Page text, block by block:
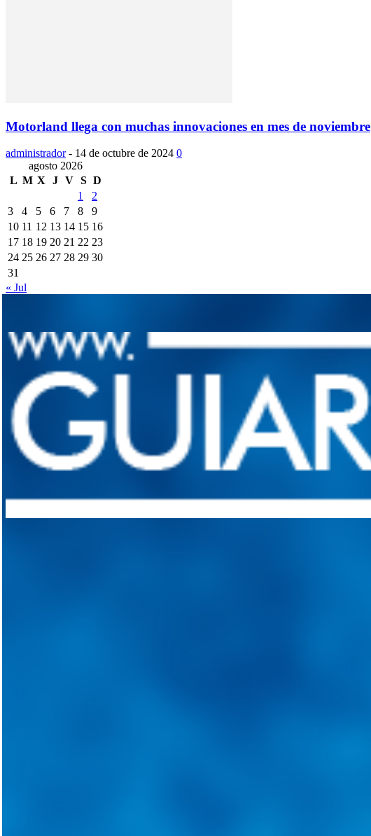
Motorland llega con muchas innovaciones en mes de noviembre
administrador - 14 de octubre de 2024 0
agosto 2026
L M X J V S D
1
2
3
4 5 6 7 8
9
10 11 12 13 14 15 16
17 18 19 20 21 22 23
24 25 26 27 28 29 30
31
« Jul